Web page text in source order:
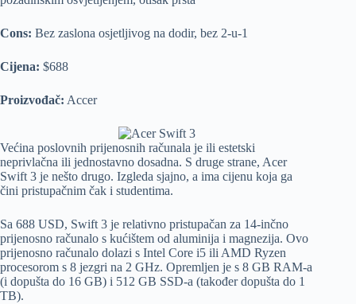
Cons: Bez zaslona osjetljivog na dodir, bez 2-u-1
Cijena: $688
Proizvođač: Accer
Većina poslovnih prijenosnih računala je ili estetski
neprivlačna ili jednostavno dosadna. S druge strane, Acer
Swift 3 je nešto drugo. Izgleda sjajno, a ima cijenu koja ga
čini pristupačnim čak i studentima.
Sa 688 USD, Swift 3 je relativno pristupačan za 14-inčno
prijenosno računalo s kućištem od aluminija i magnezija. Ovo
prijenosno računalo dolazi s Intel Core i5 ili AMD Ryzen
procesorom s 8 jezgri na 2 GHz. Opremljen je s 8 GB RAM-a
(i dopušta do 16 GB) i 512 GB SSD-a (također dopušta do 1
TB).